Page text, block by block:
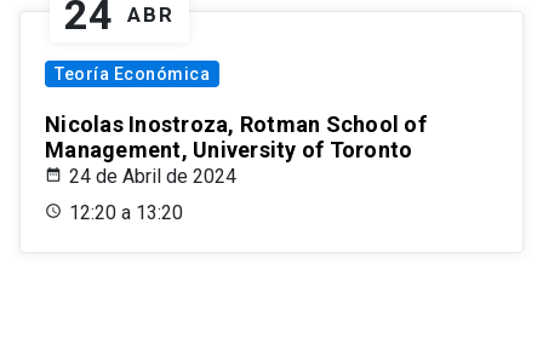
24 ABR
Teoría Económica
Nicolas Inostroza, Rotman School of
Management, University of Toronto
24 de Abril de 2024
12:20 a 13:20